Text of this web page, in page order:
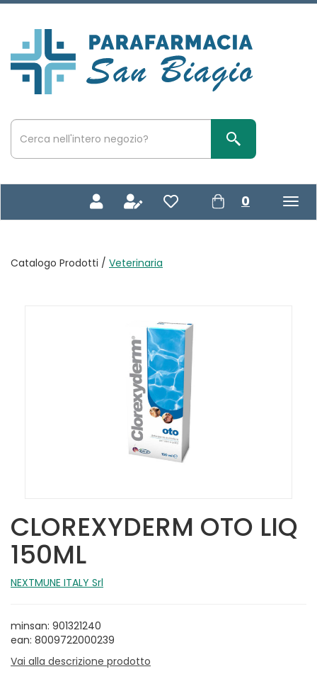
Passa
principale
San
Biagio
Cerca
Prodotto
Cerca Prodotto
0 prodotti
inseriti
Catalogo Prodotti / Veterinaria
CLOREXYDERM OTO LIQ
150ML
NEXTMUNE ITALY Srl
minsan: 901321240
ean: 8009722000239
Vai alla descrizione prodotto